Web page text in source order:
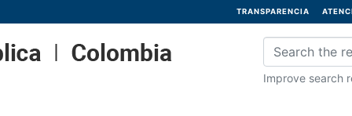
TRANSPARENCIA
Improve search